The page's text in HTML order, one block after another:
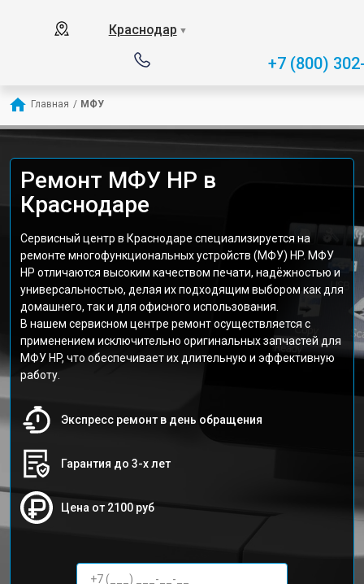
Краснодар ▼
+7 (800)
Главная / МФУ
Ремонт МФУ HP в
Краснодаре
Сервисный центр в Краснодаре специализируется на
ремонте многофункциональных устройств (МФУ) HP. МФУ
HP отличаются высоким качеством печати, надёжностью и
универсальностью, делая их подходящим выбором как для
домашнего, так и для офисного использования.
В нашем сервисном центре ремонт осуществляется с
применением исключительно оригинальных запчастей для
МФУ HP, что обеспечивает их длительную и эффективную
работу.
Экспресс ремонт в день обращения
Гарантия до 3-х лет
Цена от 2100 руб